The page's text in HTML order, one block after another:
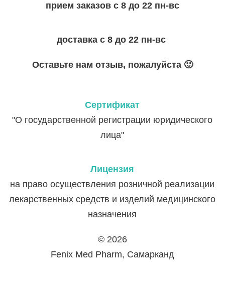
прием заказов с 8 до 22 пн-вс
доставка с 8 до 22 пн-вс
Оставьте нам отзыв, пожалуйста 🙂
Сертификат
"О государственной регистрации юридического
лица"
Лицензия
на право осуществления розничной реализации
лекарственных средств и изделий медицинского
назначения
© 2026
Fenix Med Pharm, Самарканд